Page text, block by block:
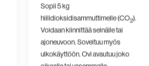
Sopii 5 kg
hiilidioksidisammuttimelle (CO2).
Voidaan kiinnittää seinälle tai
ajoneuvoon. Soveltuu myös
ulkokäyttöön. Ovi avautuu joko